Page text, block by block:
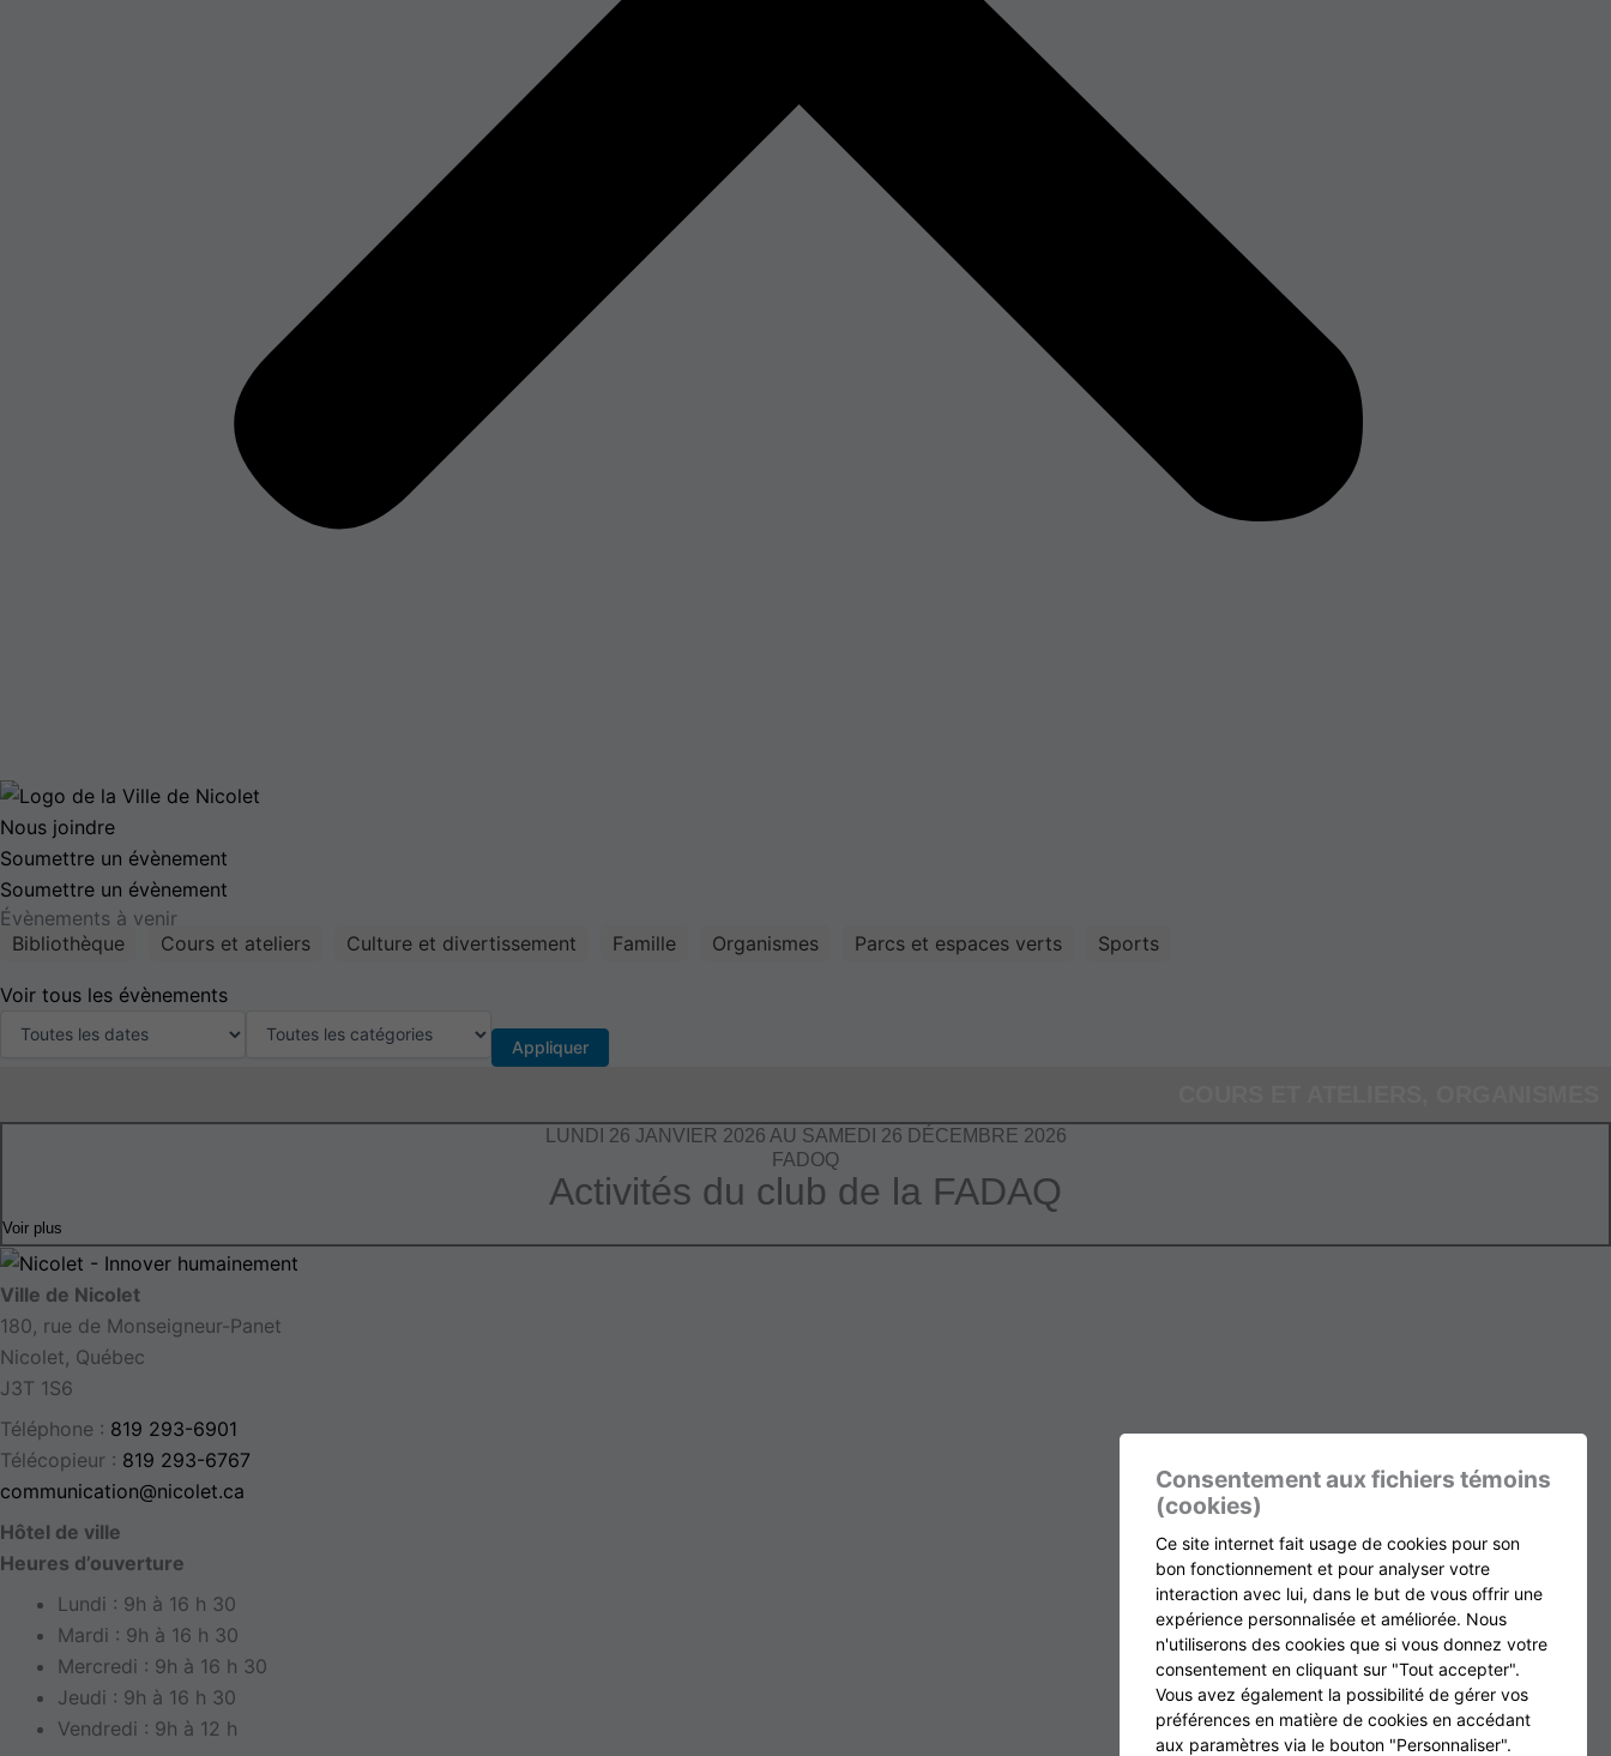
Nous joindre
Soumettre un évènement
Soumettre un évènement
Évènements à venir
Bibliothèque
Cours et ateliers Culture et divertissement Famille Organismes Parcs et espaces verts Sports
Voir tous les évènements
Appliquer
LUNDI 26 JANVIER 2026 AU SAMEDI 26 DÉCEMBRE 2026
FADOQ
Activités du club de la FADAQ
Voir plus
Ville de Nicolet
180, rue de Monseigneur-Panet
Nicolet, Québec
J3T 1S6
Téléphone : 819 293-6901
Télécopieur : 819 293-6767
communication@nicolet.ca
Hôtel de ville
Heures d’ouverture
Lundi : 9h à 16 h 30
Mardi : 9h à 16 h 30
Mercredi : 9h à 16 h 30
Jeudi : 9h à 16 h 30
Vendredi : 9h à 12 h
Consentement aux fichiers témoins
(cookies)
Ce site internet fait usage de cookies pour son
bon fonctionnement et pour analyser votre
interaction avec lui, dans le but de vous offrir une
expérience personnalisée et améliorée. Nous
n'utiliserons des cookies que si vous donnez votre
consentement en cliquant sur "Tout accepter".
Vous avez également la possibilité de gérer vos
préférences en matière de cookies en accédant
aux paramètres via le bouton "Personnaliser".